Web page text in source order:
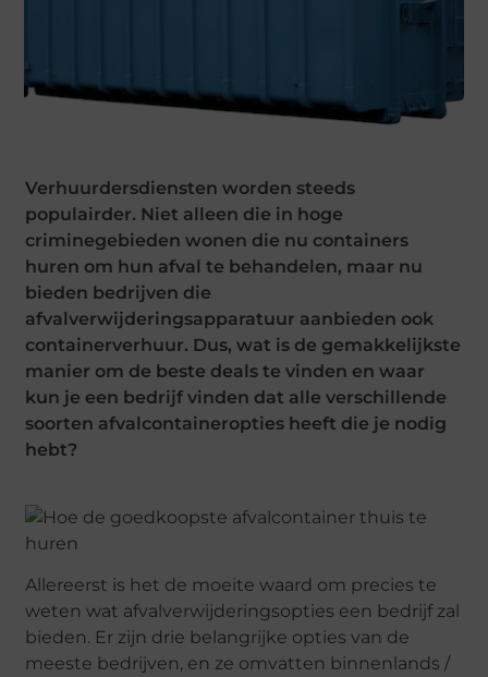
Verhuurdersdiensten worden steeds
populairder. Niet alleen die in hoge
criminegebieden wonen die nu containers
huren om hun afval te behandelen, maar nu
bieden bedrijven die
afvalverwijderingsapparatuur aanbieden ook
containerverhuur. Dus, wat is de gemakkelijkste
manier om de beste deals te vinden en waar
kun je een bedrijf vinden dat alle verschillende
soorten afvalcontaineropties heeft die je nodig
hebt?
Allereerst is het de moeite waard om precies te
weten wat afvalverwijderingsopties een bedrijf zal
bieden. Er zijn drie belangrijke opties van de
meeste bedrijven, en ze omvatten binnenlands /